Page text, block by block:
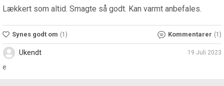
Lækkert som altid. Smagte så godt. Kan varmt anbefales.
Synes godt om (1) Kommentarer (1)
Ukendt 19 Juli 2023
e